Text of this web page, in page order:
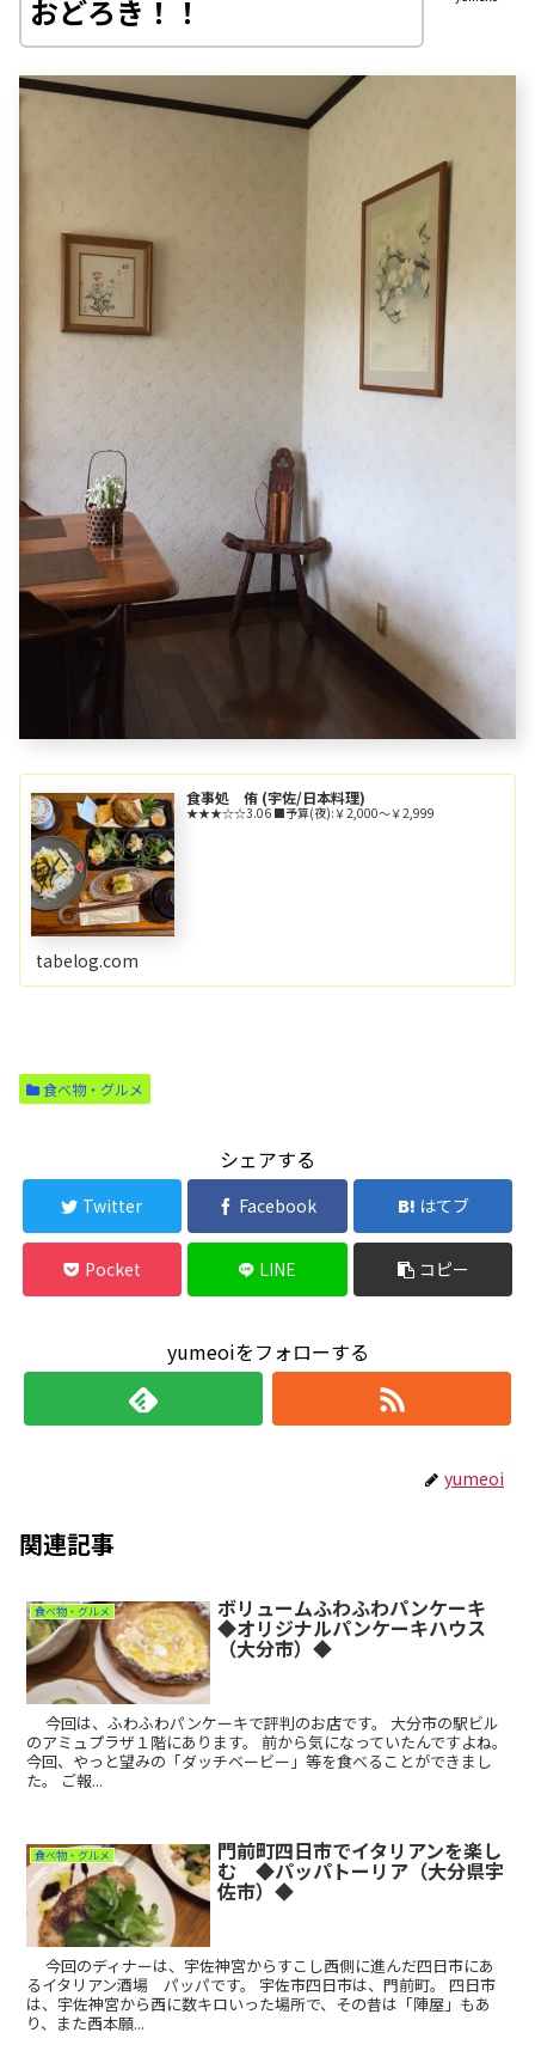
おどろき！！
食事処 侑 (宇佐/日本料理)
★★★☆☆3.06 ■予算(夜):￥2,000～￥2,999
tabelog.com
食べ物・グルメ
シェアする
Twitter Facebook はてブ
Pocket LINE コピー
yumeoiをフォローする
yumeoi
関連記事
食べ物・グルメ ボリュームふわふわパンケーキ
◆オリジナルパンケーキハウス
（大分市）◆
今回は、ふわふわパンケーキで評判のお店です。 大分市の駅ビル
のアミュプラザ１階にあります。 前から気になっていたんですよね。
今回、やっと望みの「ダッチベービー」等を食べることができまし
た。 ご報...
食べ物・グルメ 門前町四日市でイタリアンを楽し
む ◆パッパトーリア（大分県宇
佐市）◆
今回のディナーは、宇佐神宮からすこし西側に進んだ四日市にあ
るイタリアン酒場 パッパです。 宇佐市四日市は、門前町。 四日市
は、宇佐神宮から西に数キロいった場所で、その昔は「陣屋」もあ
り、また西本願...